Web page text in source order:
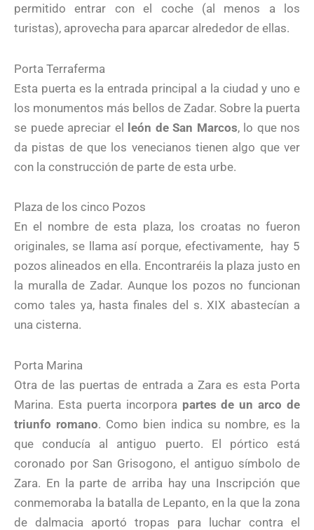
permitido entrar con el coche (al menos a los
turistas), aprovecha para aparcar alrededor de ellas.
Porta Terraferma
Esta puerta es la entrada principal a la ciudad y uno e
los monumentos más bellos de Zadar. Sobre la puerta
se puede apreciar el león de San Marcos, lo que nos
da pistas de que los venecianos tienen algo que ver
con la construcción de parte de esta urbe.
Plaza de los cinco Pozos
En el nombre de esta plaza, los croatas no fueron
originales, se llama así porque, efectivamente,
hay 5
pozos alineados en ella. Encontraréis la plaza justo en
la muralla de Zadar. Aunque los pozos no funcionan
como tales ya, hasta finales del s. XIX abastecían a
una cisterna.
Porta Marina
Otra de las puertas de entrada a Zara es esta Porta
Marina. Esta puerta incorpora partes de un arco de
triunfo romano. Como bien indica su nombre, es la
que conducía al antiguo puerto. El pórtico está
coronado por San Grisogono, el antiguo símbolo de
Zara. En la parte de arriba hay una Inscripción que
conmemoraba la batalla de Lepanto, en la que la zona
de dalmacia aportó tropas para luchar contra el